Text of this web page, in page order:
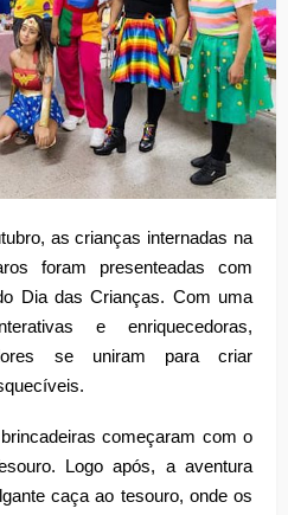
as crianças internadas na
foram presenteadas com
Dia das Crianças. Com uma
e enriquecedoras,
se uniram para criar
começaram com o
Logo após, a aventura
caça ao tesouro, onde os